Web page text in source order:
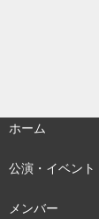
ホーム
公演・イベント
メンバー